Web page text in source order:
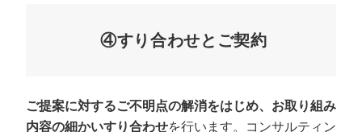
④すり合わせとご契約
ご提案に対するご不明点の解消をはじめ、お取り組み
内容の細かいすり合わせを行います。コンサルティン